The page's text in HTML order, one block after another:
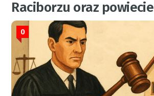
Raciborzu oraz powiecie
0